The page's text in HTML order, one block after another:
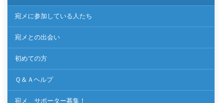
宛メに参加している人たち
宛メとの出会い
初めての方
Ｑ＆Ａヘルプ
宛メ、サポーター募集！